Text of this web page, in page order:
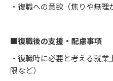
・復職への意欲（焦りや無理
■復職後の支援・配慮事項
・復職時に必要と考える就
限など）